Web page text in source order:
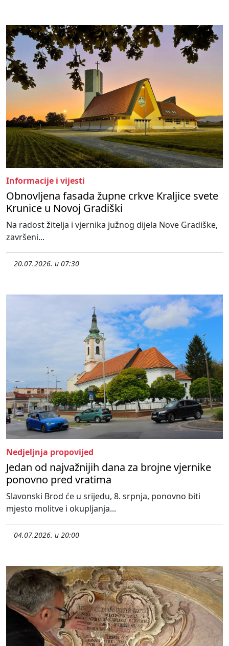
Informacije i vijesti
Obnovljena fasada župne crkve Kraljice svete
Krunice u Novoj Gradiški
Na radost žitelja i vjernika južnog dijela Nove Gradiške,
završeni...
20.07.2026. u 07:30
Nedjeljnja propovijed
Jedan od najvažnijih dana za brojne vjernike
ponovno pred vratima
Slavonski Brod će u srijedu, 8. srpnja, ponovno biti
mjesto molitve i okupljanja...
04.07.2026. u 20:00